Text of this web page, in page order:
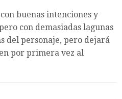
buenas intenciones y
con demasiadas lagunas
del personaje, pero dejará
por primera vez al